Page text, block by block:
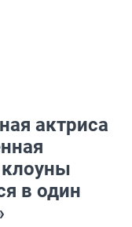
актриса
клоуны
в один